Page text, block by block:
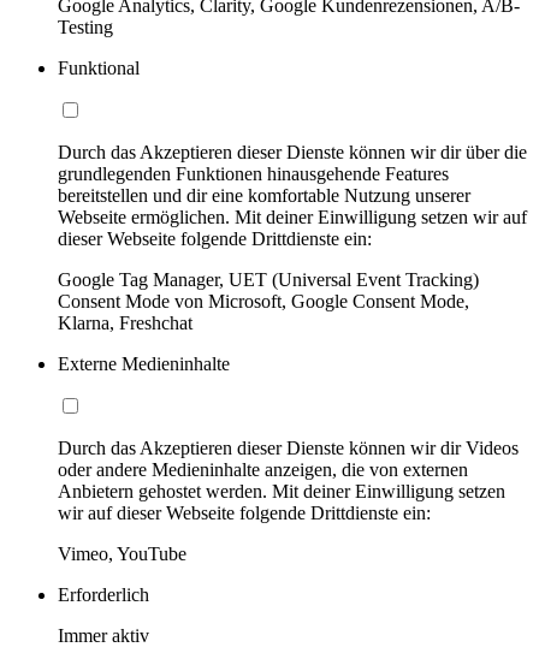
Google Analytics, Clarity, Google Kundenrezensionen, A/B-
Testing
Funktional
Durch das Akzeptieren dieser Dienste können wir dir über die
grundlegenden Funktionen hinausgehende Features
bereitstellen und dir eine komfortable Nutzung unserer
Webseite ermöglichen. Mit deiner Einwilligung setzen wir auf
dieser Webseite folgende Drittdienste ein:
Google Tag Manager, UET (Universal Event Tracking)
Consent Mode von Microsoft, Google Consent Mode,
Klarna, Freshchat
Externe Medieninhalte
Durch das Akzeptieren dieser Dienste können wir dir Videos
oder andere Medieninhalte anzeigen, die von externen
Anbietern gehostet werden. Mit deiner Einwilligung setzen
wir auf dieser Webseite folgende Drittdienste ein:
Vimeo, YouTube
Erforderlich
Immer aktiv